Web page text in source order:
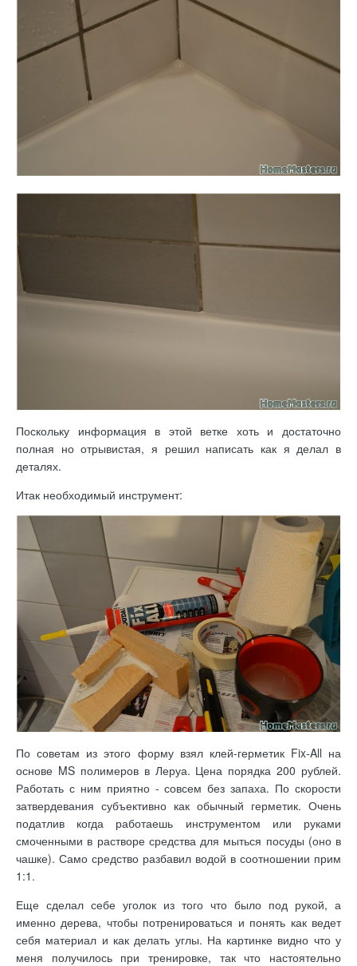
Поскольку информация в этой ветке хоть и достаточно
полная но отрывистая, я решил написать как я делал в
деталях.
Итак необходимый инструмент:
По советам из этого форму взял клей-герметик Fix-All на
основе MS полимеров в Леруа. Цена порядка 200 рублей.
Работать с ним приятно - совсем без запаха. По скорости
затвердевания субъективно как обычный герметик. Очень
податлив когда работаешь инструментом или руками
смоченными в растворе средства для мыться посуды (оно в
чашке). Само средство разбавил водой в соотношении прим
1:1.
Еще сделал себе уголок из того что было под рукой, а
именно дерева, чтобы потренироваться и понять как ведет
себя материал и как делать углы. На картинке видно что у
меня получилось при тренировке, так что настоятельно